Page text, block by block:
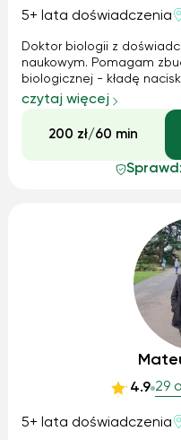
5+ lata doświadczenia
Doktor biologii z
naukowym. Pomagam
biologicznej - kładę
uniwersalnych procesów,
skutkowe, logikę
pytamy, czego oczekują
odpowiedzi musi się
czytaj więcej
200 zł/60 min
4.9 29
5+ lata doświadczenia